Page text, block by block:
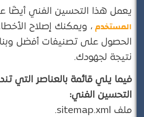
يعمل هذا التحسين الفني أيضًا
المستخدم، ويمكنك إصلاح
الحصول على تصنيفات أفضل
نتيجة لجهودك.
فيما يلي قائمة بالعناصر التي
التحسين الفني:
ملف sitemap.xml.